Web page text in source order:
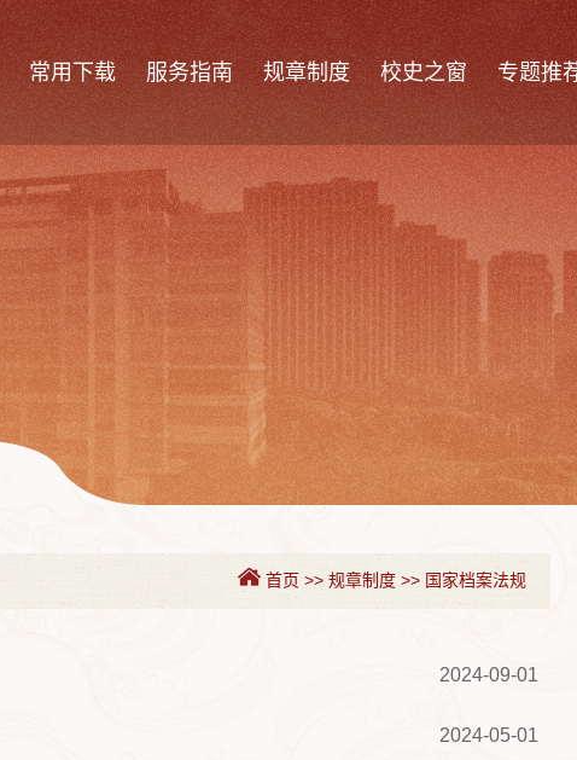
常用下载 服务指南 规章制度 校史之窗 专题推
首页 >> 规章制度 >> 国家档案法规
2024-09-01
2024-05-01